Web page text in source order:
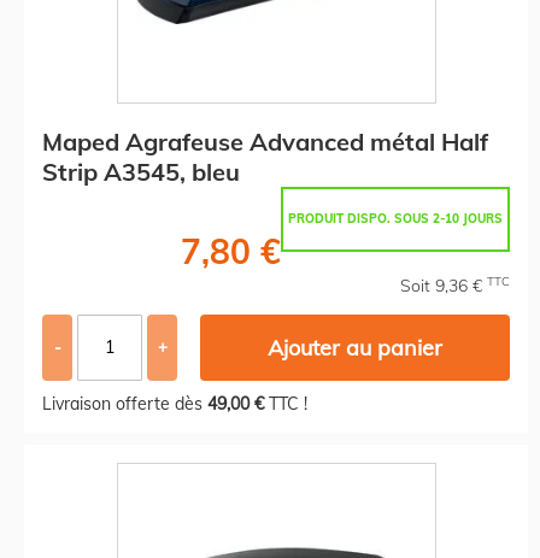
Maped Agrafeuse Advanced métal Half
Strip A3545, bleu
PRODUIT DISPO. SOUS 2-10 JOURS
7,80 €
Soit 9,36 € TTC
- + Ajouter au panier
Livraison offerte dès 49,00 €TTC !